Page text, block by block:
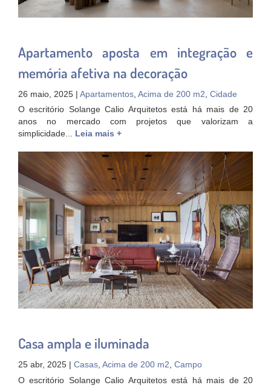
Apartamento aposta em integração e
memória afetiva na decoração
26 maio, 2025 | Apartamentos Acima de 200 m2 Cidade
O escritório Solange Calio Arquitetos está há mais de 20
anos no mercado com projetos que valorizam a
simplicidade... Leia mais +
Casa ampla e iluminada
25 abr, 2025 | Casas, Acima de 200 m2, Campo
O escritório Solange Calio Arquitetos está há mais de 20